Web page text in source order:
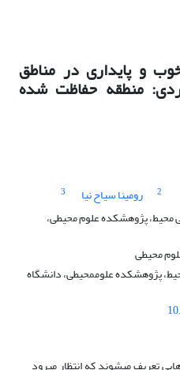
و پایداری در مناطق
منطقه حفاظت شده
2 رومینا سیاح نیا
3
محیط، پژوهشکده علوم ‏محیطی،
محیطی
پژوهشکده علوم‏محیطی، دانشگاه